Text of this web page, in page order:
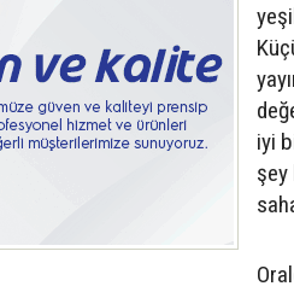
iyi
şey